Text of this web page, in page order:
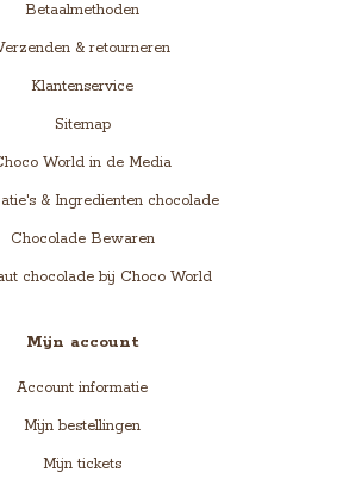
Betaalmethoden
& retourneren
Klantenservice
Sitemap
World in de Media
& Ingredienten chocolade
Chocolade Bewaren
chocolade bij Choco World
Mijn account
Account informatie
Mijn bestellingen
Mijn tickets